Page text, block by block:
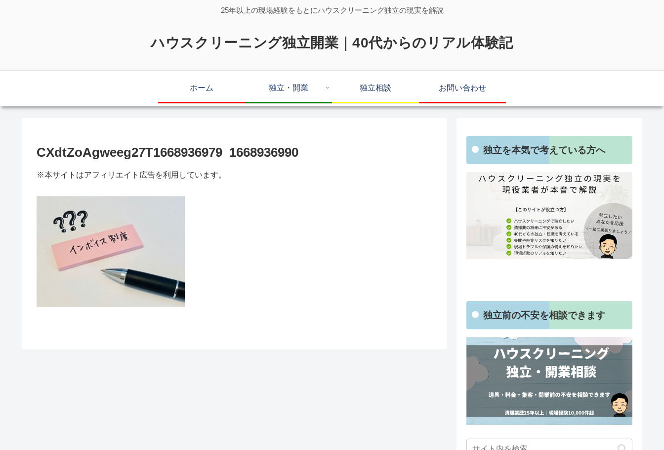
25年以上の現場経験をもとにハウスクリーニング独立の現実を解説
ハウスクリーニング独立開業｜40代からのリアル体験記
ホーム 独立・開業 独立相談 お問い合わせ
CXdtZoAgweeg27T1668936979_1668936990
※本サイトはアフィリエイト広告を利用しています。
独立を本気で考えている方へ
独立前の不安を相談できます